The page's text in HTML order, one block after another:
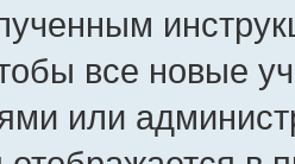
все новые
или